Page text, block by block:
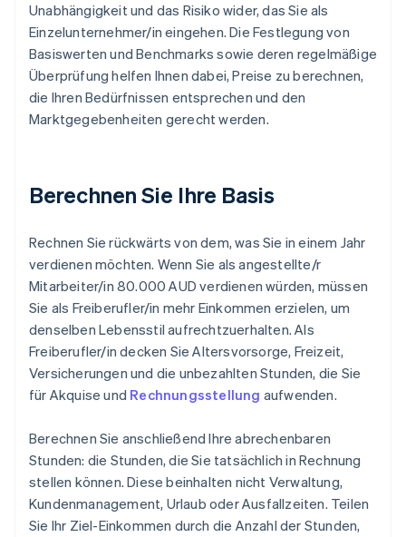
Unabhängigkeit und das Risiko wider, das Sie als
Einzelunternehmer/in eingehen. Die Festlegung von
Basiswerten und Benchmarks sowie deren regelmäßige
Überprüfung helfen Ihnen dabei, Preise zu berechnen,
die Ihren Bedürfnissen entsprechen und den
Marktgegebenheiten gerecht werden.
Berechnen Sie Ihre Basis
Rechnen Sie rückwärts von dem, was Sie in einem Jahr
verdienen möchten. Wenn Sie als angestellte/r
Mitarbeiter/in 80.000 AUD verdienen würden, müssen
Sie als Freiberufler/in mehr Einkommen erzielen, um
denselben Lebensstil aufrechtzuerhalten. Als
Freiberufler/in decken Sie Altersvorsorge, Freizeit,
Versicherungen und die unbezahlten Stunden, die Sie
für Akquise und Rechnungsstellung aufwenden.
Berechnen Sie anschließend Ihre abrechenbaren
Stunden: die Stunden, die Sie tatsächlich in Rechnung
stellen können. Diese beinhalten nicht Verwaltung,
Kundenmanagement, Urlaub oder Ausfallzeiten. Teilen
Sie Ihr Ziel-Einkommen durch die Anzahl der Stunden,